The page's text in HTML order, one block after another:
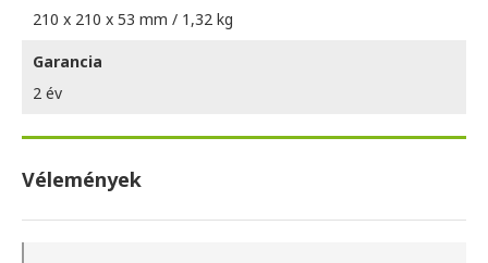
210 x 210 x 53 mm / 1,32 kg
Garancia
2 év
Vélemények